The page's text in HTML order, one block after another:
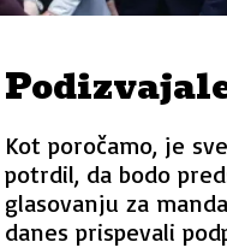
Kot poročamo, je
potrdil, da bodo
glasovanju za
danes prispevali